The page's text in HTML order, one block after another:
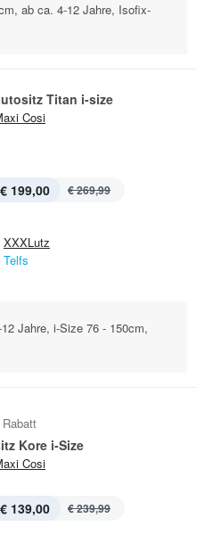
ab ca. 4-12 Jahre, Isofix-
Titan i-size
Cosi
€ 199,00 € 269,99
XXXLutz
Telfs
Jahre, i-Size 76 - 150cm,
Rabatt
Kore i-Size
Cosi
€ 139,00 € 239,99